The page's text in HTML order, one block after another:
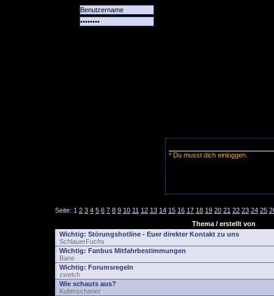
* Du musst dich einloggen.
Seite: 1 2 3 4 5 6 7 8 9 10 11 12 13 14 15 16 17 18 19 20 21 22 23 24 25
Thema / erstellt von
Wichtig: Störungshotline - Euer direkter Kontakt zu uns
SchlauerFuchs
Wichtig: Fanbus Mitfahrbestimmungen
Bane
Wichtig: Forumsregeln
zwelch
Wie schauts aus?
Kufenschoner